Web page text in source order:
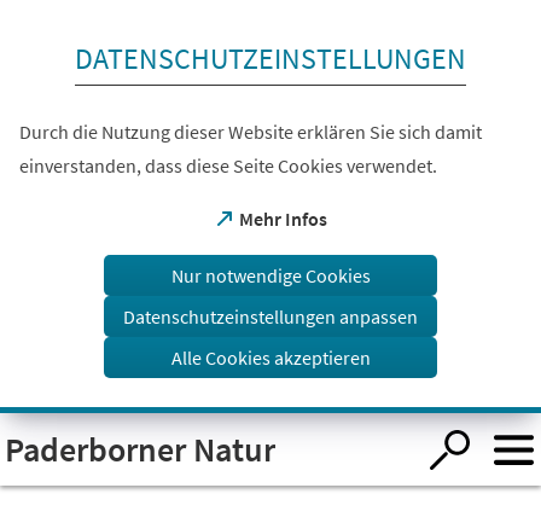
Visuelle
Assistenzsoftware
öffnen.
DATENSCHUTZEINSTELLUNGEN
Durch die Nutzung dieser Website erklären Sie sich damit
einverstanden, dass diese Seite Cookies verwendet.
Mehr Infos
(Öffnet
einem
Tab)
Nur notwendige Cookies
Datenschutzeinstellungen anpassen
Alle Cookies akzeptieren
Paderborner Natur